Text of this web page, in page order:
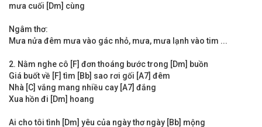
mưa cuối [Dm] cùng
Ngâm thơ:
Mưa nửa đêm mưa vào gác nhỏ, mưa, mưa lạnh vào tim ...
2. Nằm nghe cô [F] đơn thoáng bước trong [Dm] buồn
Giá buốt về [F] tìm [Bb] sao rơi gối [A7] đêm
Nhà [C] vắng mang nhiều cay [A7] đắng
Xua hồn đi [Dm] hoang
Ai cho tôi tình [Dm] yêu của ngày thơ ngày [Bb] mộng